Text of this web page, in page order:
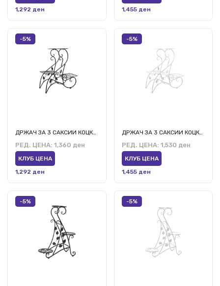
1,292 ден
1,455 ден
-5%
ДРЖАЧ ЗА 3 САКСИИ КОЦКА-3 ЦРН
РЕД. ЦЕНА: 1,360 ден
КЛУБ ЦЕНА
1,292 ден
-5%
ДРЖАЧ ЗА 3 САКСИИ КОЦКА-3 БЕЛ
РЕД. ЦЕНА: 1,530 ден
КЛУБ ЦЕНА
1,455 ден
-5% -5%